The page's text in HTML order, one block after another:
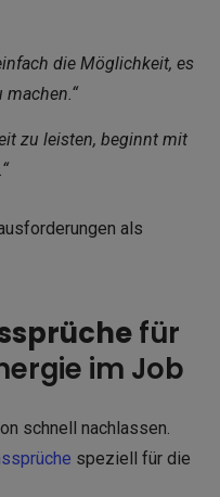
die Möglichkeit, es
zu leisten, beginnt mit
als
für
im Job
schnell nachlassen.
speziell für die